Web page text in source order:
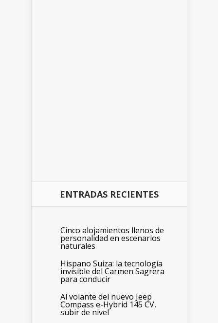
ENTRADAS RECIENTES
Cinco alojamientos llenos de
personalidad en escenarios
naturales
Hispano Suiza: la tecnología
invisible del Carmen Sagrera
para conducir
Al volante del nuevo Jeep
Compass e-Hybrid 145 CV,
subir de nivel